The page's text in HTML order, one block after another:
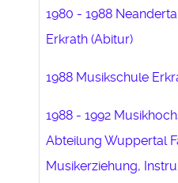
1980 - 1988
Erkrath (Abitur)
1988 Musikschule
1988 - 1992
Abteilung Wuppertal
Musikerziehung,